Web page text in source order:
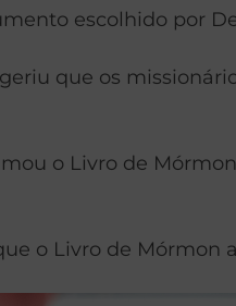
escolhido por
que os
o Livro de
o Livro de Mórmon